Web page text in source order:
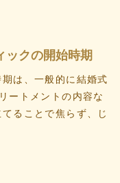
ックの開始時期
は、一般的に結婚式
ートメントの内容な
ることで焦らず、じ